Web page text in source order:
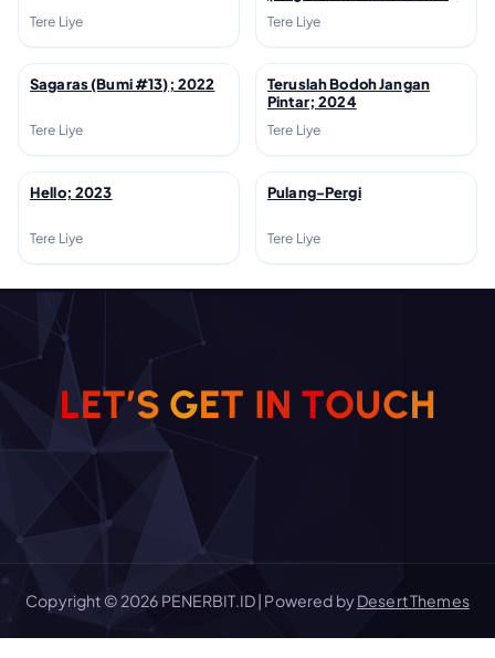
Tere Liye Tere Liye
↗
Sagaras (Bumi #13); 2022
Tere Liye
Teruslah Bodoh Jangan
Pintar; 2024
Tere Liye
Hello; 2023
Tere Liye
Pulang-Pergi
Tere Liye
LET’S GET IN TOUCH
Copyright © 2026 PENERBIT.ID | Powered byDesert Themes